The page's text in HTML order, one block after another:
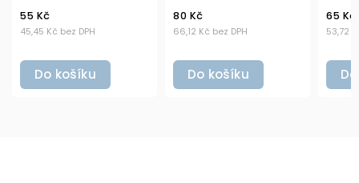
45,45 Kč bez DPH
55 Kč
Do košíku
66,12 Kč bez DPH
80 Kč
Do košíku
53,72
65 Kč